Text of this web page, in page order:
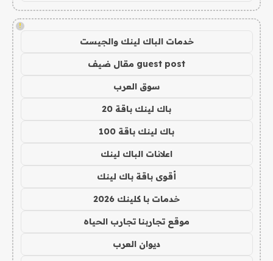
!
خدمات الباك لينك والجيست
guest post مقال ضيف
سوق العرب
باك لينك باقة 20
باك لينك باقة 100
اعلانات الباك لينك
أقوى باقة باك لينك
خدمات با كلينك 2026
موقع تجاربنا تجارب الحياه
ديوان العرب